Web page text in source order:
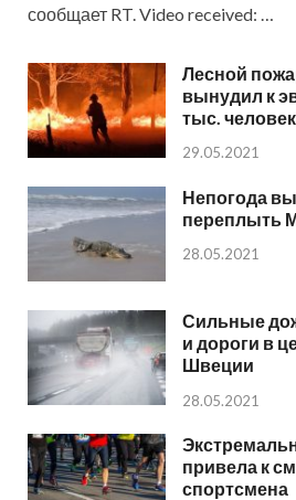
сообщает RT. Video received: …
Лесной
вынудил к
тыс. человек
29.05.2021
Непогода
переплыть
28.05.2021
Сильные
и дороги в
Швеции
28.05.2021
привела к
спортсмена